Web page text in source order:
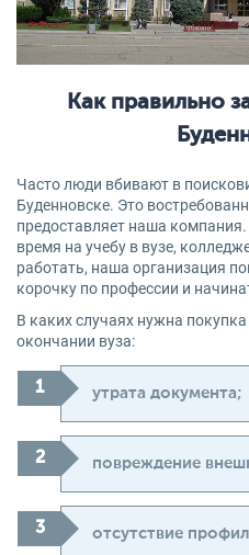
Как правильно
Часто люди вбивают в
Буденновске. Это
предоставляет наша компания.
время на учебу в вузе,
работать, наша организация
корочку по профессии и
В каких случаях нужна
окончании вуза:
утрата документа;
повреждение
отсутствие